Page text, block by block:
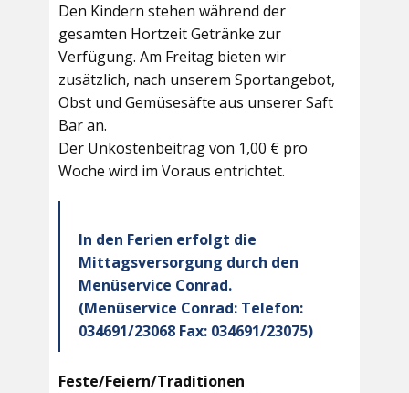
Den Kindern stehen während der
gesamten Hortzeit Getränke zur
Verfügung. Am Freitag bieten wir
zusätzlich, nach unserem Sportangebot,
Obst und Gemüsesäfte aus unserer Saft
Bar an.
Der Unkostenbeitrag von 1,00 € pro
Woche wird im Voraus entrichtet.
In den Ferien erfolgt die
Mittagsversorgung durch den
Menüservice Conrad.
(Menüservice Conrad: Telefon:
034691/23068 Fax: 034691/23075)
Feste/Feiern/Traditionen